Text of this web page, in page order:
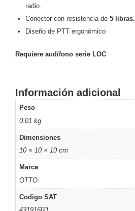
Domo
/ Eyeball /
Hemisféricas
Lente
MotorizadoNVRs
Network
Video
Recorders
-
PinholeProfesionales
Caja
/ 4G /
Inalámbricas
radio.
Conector con resistencia de 5 libras.
Diseño de PTT ergonómico
Requiere audífono serie LOC
Información adicional
Peso
0.01 kg
Dimensiones
10 × 10 × 10 cm
Marca
OTTO
Codigo SAT